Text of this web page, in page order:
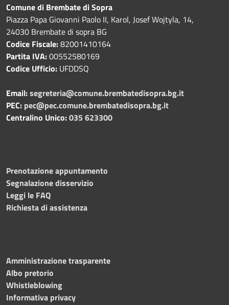
Comune di Brembate di Sopra
Piazza Papa Giovanni Paolo II, Karol, Josef Wojtyla, 14,
24030 Brembate di sopra BG
Codice Fiscale:82001410164
Partita IVA:00552580169
Codice Ufficio: UFDDSQ
Email:segreteria@comune.brembatedisopra.bg.it
PEC: pec@pec.comune.brembatedisopra.bg.it
Centralino Unico:035 623300
Prenotazione appuntamento
Segnalazione disservizio
Leggi le FAQ
Richiesta di assistenza
Amministrazione trasparente
Albo pretorio
Whistleblowing
Informativa privacy